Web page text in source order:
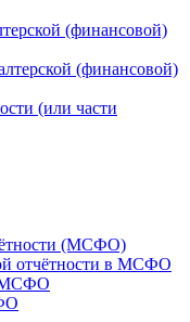
(финансовой)
(финансовой)
(или части
(МСФО)
отчётности в МСФО
МСФО